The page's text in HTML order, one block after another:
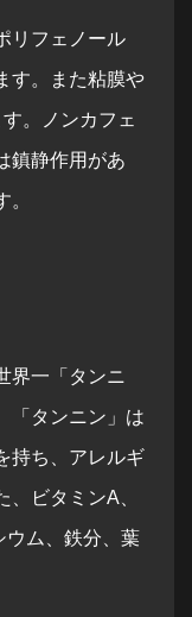
リフェノール
す。また粘膜や
。ノンカフェ
鎮静作用があ
界一「タンニ
「タンニン」は
持ち、アレルギ
ビタミンA、
ウム、鉄分、葉